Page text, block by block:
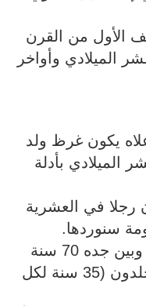
الأول من القرن
الميلادي وأواخر
يكون غرظ ولد
الميلادي بأدلة
رجلا في العشرية
ويترتب على ذلك أن يكون بينه وبين جده 70 سنة
حسب نظرية الأجيال عند ابن خلدون (35 سنة لكل